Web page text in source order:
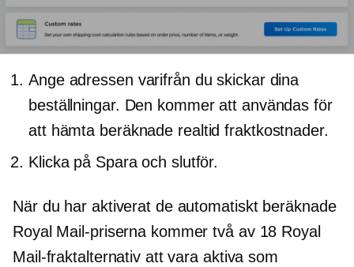
Ange adressen varifrån du skickar dina
beställningar. Den kommer att användas för
att hämta beräknade realtid fraktkostnader.
Klicka på Spara och slutför.
När du har aktiverat de automatiskt beräknade
Royal Mail-priserna kommer två av 18 Royal
Mail-fraktalternativ att vara aktiva som